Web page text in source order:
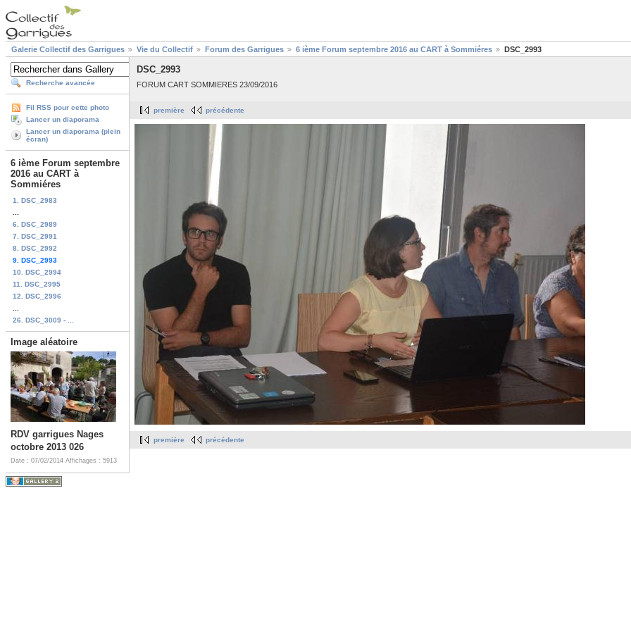
Galerie Collectif des Garrigues Vie du Collectif Forum des Garrigues 6 ième Forum septembre 2016 au CART à Sommiéres DSC_2993
Recherche avancée
Fil RSS pour cette photo
Lancer un diaporama
Lancer un diaporama (plein
écran)
6 ième Forum septembre
2016 au CART à
Sommiéres
1. DSC_2983
6. DSC_2989
7. DSC_2991
8. DSC_2992
9. DSC_2993
10. DSC_2994
11. DSC_2995
12. DSC_2996
26. DSC_3009 - ...
Image aléatoire
RDV garrigues Nages
octobre 2013 026
Date : 07/02/2014 Affichages : 5913
DSC_2993
FORUM CART SOMMIERES 23/09/2016
première précédente
première précédente